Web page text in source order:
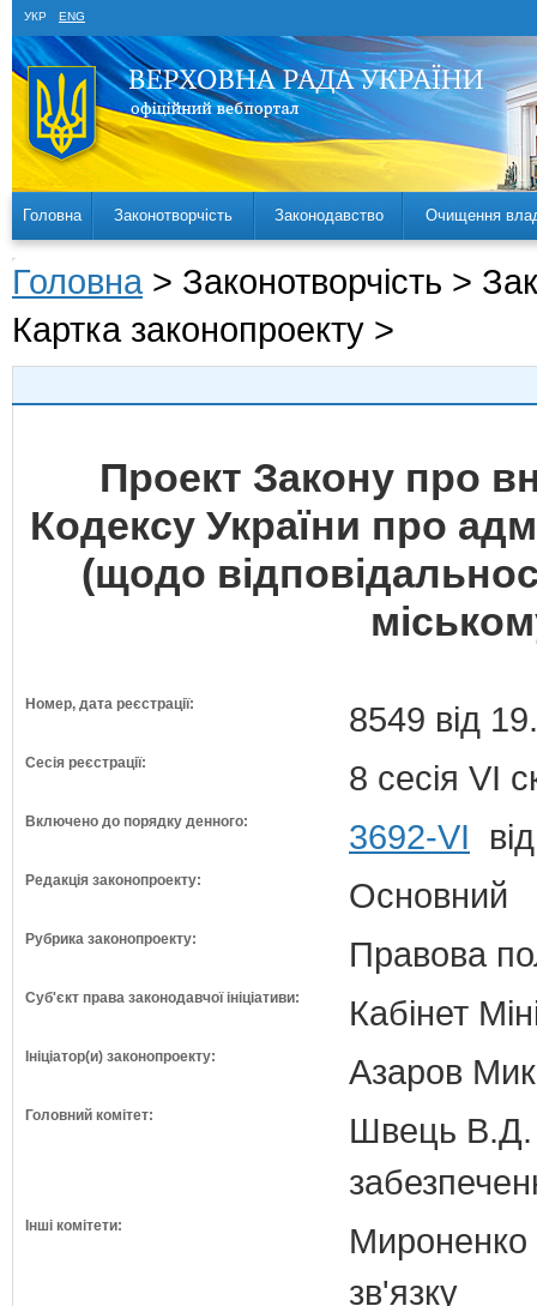
УКР ENG
Головна Законотворчість Законодавство Очищення
Головна > Законотворчість >
Картка законопроекту >
Проект Закону про
Кодексу України про
(щодо
Номер, дата реєстрації: 8549 від
Сесія реєстрації: 8 сесія VI
Включено до порядку денного: 3692-VI
Редакція законопроекту: Основний
Рубрика законопроекту: Правова
Суб'єкт права законодавчої ініціативи: Кабінет
Ініціатор(и) законопроекту: Азаров
Головний комітет:
Швець В.Д.
Інші комітети:
Мироненко
зв'язку